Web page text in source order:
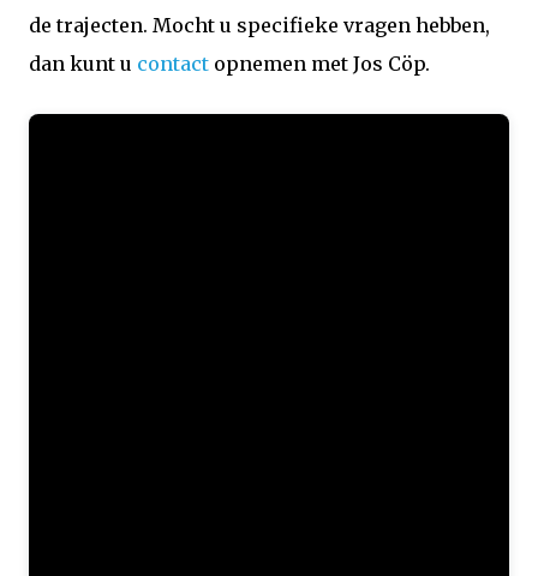
de trajecten. Mocht u specifieke vragen hebben,
dan kunt u contact opnemen met Jos Cöp.